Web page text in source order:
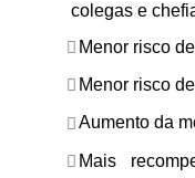
colegas e
Menor risco
Menor risco
Aumento da
Mais